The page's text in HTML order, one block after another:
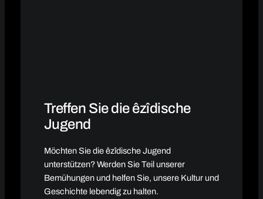
Treffen Sie die êzîdische
Jugend
Möchten Sie die êzîdische Jugend
unterstützen? Werden Sie Teil unserer
Bemühungen und helfen Sie, unsere Kultur und
Geschichte lebendig zu halten.